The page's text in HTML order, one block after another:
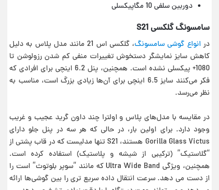
دوربین سلفی 10 مگاپیکسلی
سامسونگ گلکسی S21
در انواع گوشی سامسونگ
، گلکسی اس 21 مانند مدل پلاس به دلیل
کاهش سایز نمایشگر دستخوش تغییرات منفی کم شدن رزولوشن تا
1080+ پیکسلی نشده است. همچنین، پنل 6.2 اینچی برای افرادی که
فکر می‌کنند سایز 6.5 اینچی برای آن‌ها زیادی بزرگ است، مناسب به
نظر می‌رسد.
در مقایسه با مدل‌های پلاس و اولترا چند داون گرید عجیب و غریب
وجود دارد. برای اولین بار، در حالی که هر سه در پنل جلو دارای
Gorilla Glass Victus هستند، S21 تنها مدلیست که در قاب پشتی از
“گلاستیک” (ترکیبی از شیشه و پلاستیک) استفاده کرده است.
همچنین، ویژگی Ultra Wide Band که مانند “سوپر بلوتوث” است را
از دست می دهد. سرعت انتقال داده سریع تری را بین گوشی‌ها ارائه